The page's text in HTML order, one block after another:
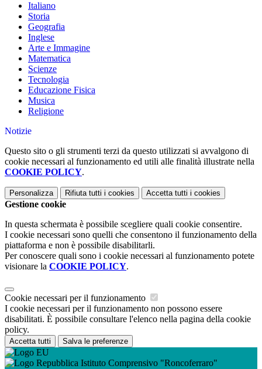
Italiano
Storia
Geografia
Inglese
Arte e Immagine
Matematica
Scienze
Tecnologia
Educazione Fisica
Musica
Religione
Notizie
Questo sito o gli strumenti terzi da questo utilizzati si avvalgono di
cookie necessari al funzionamento ed utili alle finalità illustrate nella
COOKIE POLICY.
Personalizza Rifiuta tutti i cookies Accetta tutti i cookies
Gestione cookie
In questa schermata è possibile scegliere quali cookie consentire.
I cookie necessari sono quelli che consentono il funzionamento della
piattaforma e non è possibile disabilitarli.
Per conoscere quali sono i cookie necessari al funzionamento potete
visionare la COOKIE POLICY.
Cookie necessari per il funzionamento
I cookie necessari per il funzionamento non possono essere
disabilitati. È possibile consultare l'elenco nella pagina della cookie
policy.
Accetta tutti Salva le preferenze
Istituto Comprensivo "Roncoferraro"